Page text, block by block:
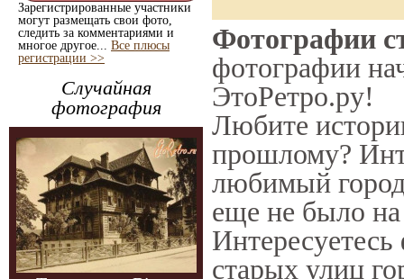
Зарегистрированные участники
могут размещать свои фото,
следить за комментариями и
многое другое... Все плюсы
регистрации >>
Случайная
фотография
Фотографии
фотографии
ЭтоРетро.ру!
Любите
прошлому?
любимый
еще не было на
Интересуетесь
старых улиц